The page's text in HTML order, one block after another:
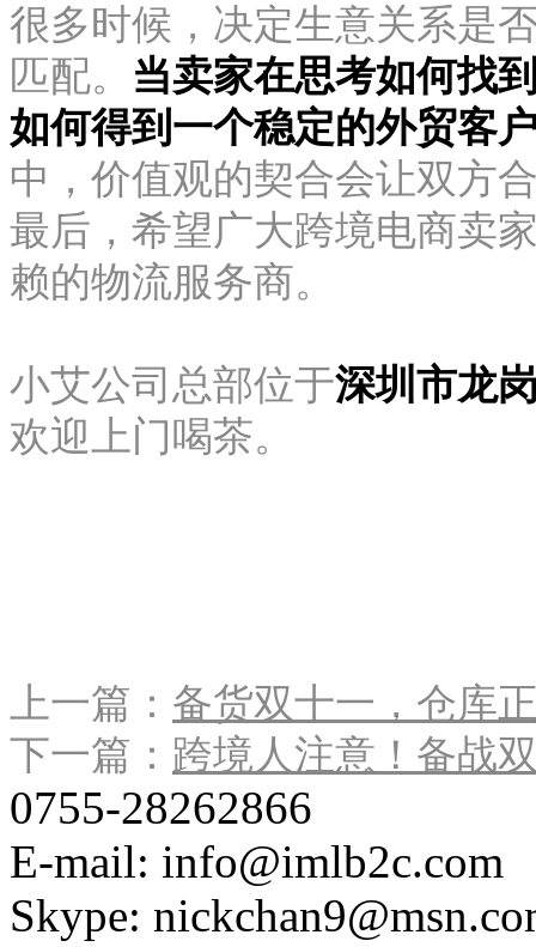
很多时候，决定生意关系是
匹配。 当卖家在思考如何找
如何得到一个稳定的外贸客
中，价值观的契合会让双方
最后，希望广大跨境电商卖
赖的物流服务商。
小艾公司总部位于深圳市龙
欢迎上门喝茶。
上一篇： 备货双十一，仓库
下一篇： 跨境人注意！备战
0755-28262866
E-mail: info@imlb2c.com
Skype: